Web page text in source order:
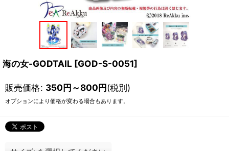
海の女-GODTAIL [GOD-S-0051]
販売価格: 350円～800円(税別)
オプションにより価格が変わる場合もあります。